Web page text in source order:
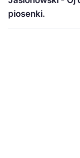
piosenki.